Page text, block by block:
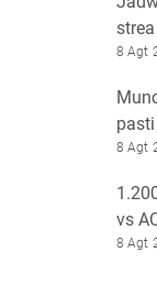
8 Agt
8 Agt
vs
8 Agt